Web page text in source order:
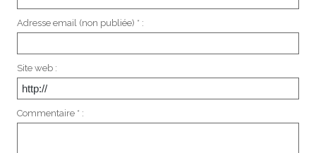
Adresse email (non publiée) * :
Site web :
Commentaire * :